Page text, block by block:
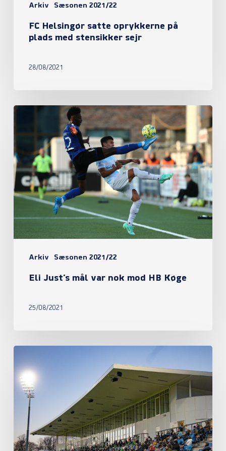
Arkiv Sæsonen 2021/22
FC Helsingør satte oprykkerne på
plads med stensikker sejr
28/08/2021
Arkiv Sæsonen 2021/22
var
nok
mod
Eli Just’s mål var nok mod HB Køge
25/08/2021
lukket
denne